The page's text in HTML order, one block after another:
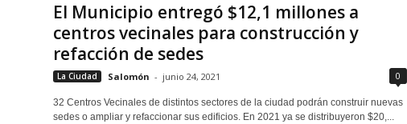
El Municipio entregó $12,1 millones a
centros vecinales para construcción y
refacción de sedes
La Ciudad Salomón - junio 24, 2021 0
32 Centros Vecinales de distintos sectores de la ciudad podrán construir nuevas
sedes o ampliar y refaccionar sus edificios. En 2021 ya se distribuyeron $20,...